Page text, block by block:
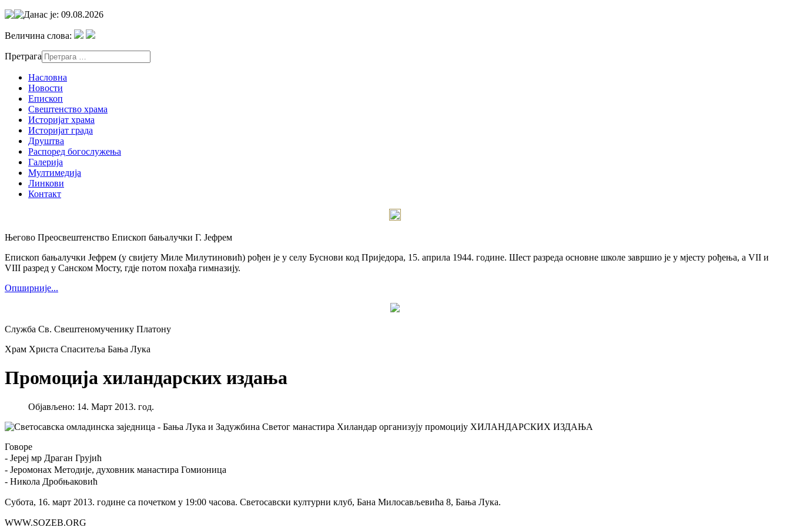
Данас је: 09.08.2026
Величина слова:
Претрага
Насловна
Новости
Епископ
Свештенство храма
Историјат храма
Историјат града
Друштва
Распоред богослужења
Галерија
Мултимедија
Линкови
Контакт
Његово Преосвештенство Епископ бањалучки Г. Јефрем
Епископ бањалучки Јефрем (у свијету Миле Милутиновић) рођен је у селу Буснови код Приједора, 15. априла 1944. године. Шест разреда основне школе завршио је у мјесту рођења, а VII и
VIII разред у Санском Мосту, гдје потом похађа гимназију.
Опширније...
Служба Св. Свештеномученику Платону
Храм Христа Спаситеља Бања Лука
Промоција хиландарских издања
Објављено: 14. Март 2013. год.
Светосавска омладинска заједница - Бања Лука и Задужбина Светог манастира Хиландар организују промоцију ХИЛАНДАРСКИХ ИЗДАЊА
Говоре
- Јереј мр Драган Грујић
- Јеромонах Методије, духовник манастира Гомионица
- Никола Дробњаковић
Субота, 16. март 2013. године са почетком у 19:00 часова. Светосавски културни клуб, Бана Милосављевића 8, Бања Лука.
WWW.SOZEB.ORG